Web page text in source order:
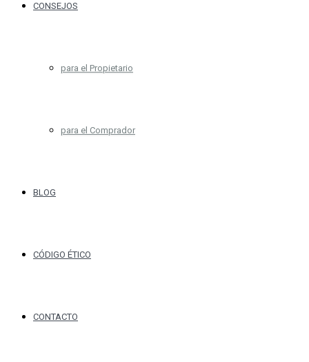
CONSEJOS
para el Propietario
para el Comprador
BLOG
CÓDIGO ÉTICO
CONTACTO